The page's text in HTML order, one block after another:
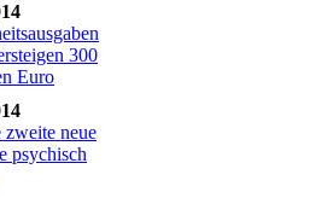
300
Euro
zweite neue
psychisch